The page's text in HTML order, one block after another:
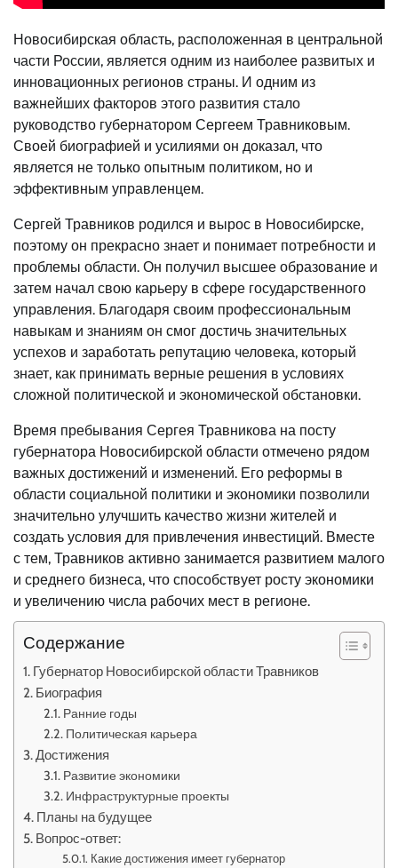
Новосибирская область, расположенная в центральной
части России, является одним из наиболее развитых и
инновационных регионов страны. И одним из
важнейших факторов этого развития стало
руководство губернатором Сергеем Травниковым.
Своей биографией и усилиями он доказал, что
является не только опытным политиком, но и
эффективным управленцем.
Сергей Травников родился и вырос в Новосибирске,
поэтому он прекрасно знает и понимает потребности и
проблемы области. Он получил высшее образование и
затем начал свою карьеру в сфере государственного
управления. Благодаря своим профессиональным
навыкам и знаниям он смог достичь значительных
успехов и заработать репутацию человека, который
знает, как принимать верные решения в условиях
сложной политической и экономической обстановки.
Время пребывания Сергея Травникова на посту
губернатора Новосибирской области отмечено рядом
важных достижений и изменений. Его реформы в
области социальной политики и экономики позволили
значительно улучшить качество жизни жителей и
создать условия для привлечения инвестиций. Вместе
с тем, Травников активно занимается развитием малого
и среднего бизнеса, что способствует росту экономики
и увеличению числа рабочих мест в регионе.
Содержание
Губернатор Новосибирской области Травников
Биография
Ранние годы
Политическая карьера
Достижения
Развитие экономики
Инфраструктурные проекты
Планы на будущее
Вопрос-ответ:
Какие достижения имеет губернатор